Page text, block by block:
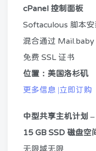
cPanel 控制面板
Softaculous 脚本安
混合通过 Mail.baby
免费 SSL 证书
位置：美国洛杉矶
更多信息 |立即订购
中型共享主机计划
15 GB SSD 磁盘空
无限域无限